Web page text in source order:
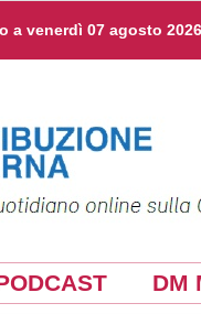
a venerdì 07 agosto 2026
DM